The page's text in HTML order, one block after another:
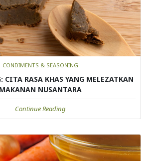
CONDIMENTS & SEASONING
CITA RASA KHAS YANG MELEZATKAN
MAKANAN NUSANTARA
Continue Reading